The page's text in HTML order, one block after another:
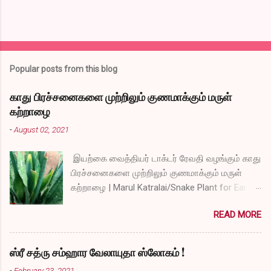
Popular posts from this blog
காது பிரச்சனைகளை முற்றிலும் குணமாக்கும் மருள்
கற்றாழை
-August 02, 2021
இயற்கை வைத்தியர் டாக்டர் ரேவதி வழங்கும் காது
பிரச்சனைகளை முற்றிலும் குணமாக்கும் மருள்
கற்றாழை | Marul Katralai/Snake Plant for Ear
READ MORE
ஸ்ரீ சத்ரு சம்ஹார வேலாயுதா ஸ்லோகம் !